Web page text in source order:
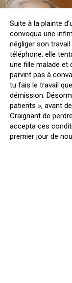
Suite à la plainte
convoqua une
négliger son
téléphone, elle
une fille malade et
parvint pas à
tu fais le travail
démission.
patients », avant
Craignant de
accepta ces
premier jour de